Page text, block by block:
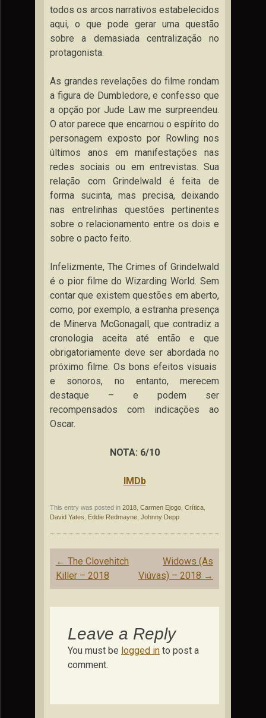
todos os arcos narrativos estabelecidos
aqui, o que pode gerar uma questão
sobre a demasiada centralização no
protagonista.
As grandes revelações do filme rondam
a figura de Dumbledore, e confesso que
a opção por Jude Law me surpreendeu.
O ator parece que encarnou o espírito do
personagem exposto por Rowling nos
últimos anos em manifestações nas
redes sociais ou em entrevistas. Sua
relação com Grindelwald é feita de
forma sucinta, mas precisa, deixando
nas entrelinhas questões pertinentes
sobre o relacionamento entre os dois e
sobre o pacto feito.
Infelizmente, The Crimes of Grindelwald
é o pior filme do Wizarding World. Sem
contar que existem questões em aberto,
como, por exemplo, a estranha presença
de Minerva McGonagall, que contradiz a
cronologia aceita até então e que
obrigatoriamente deve ser abordada no
próximo filme. Os bons efeitos visuais
e sonoros, no entanto, merecem
destaque – e podem ser
recompensados com indicações ao
Oscar.
NOTA: 6/10
IMDb
This entry was posted in 2018 Carmen Ejogo Crítica
David Yates
Eddie Redmayne Johnny Depp
Post
navigation
← The Clovehitch
Killer – 2018
Widows (As
Viúvas) – 2018 →
Leave a Reply
You must be logged in to post a
comment.